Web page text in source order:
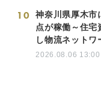
10
神奈川県厚木市
点が稼働～住宅
し物流ネットワ
2026.08.06 13:00